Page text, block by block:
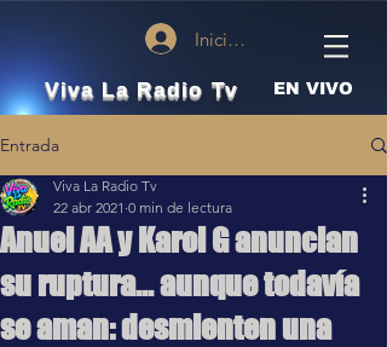
Iniciar sesión
Viva La Radio Tv EN VIVO
Entrada
Anuel AA y Karol G anuncian
su ruptura... aunque todavía
se aman: desmienten una
Viva La Radio Tv
22 abr 2021 0 min de lectura